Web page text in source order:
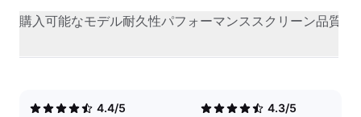
購入可能なモデル耐久性パフォーマンススクリーン品質
4.4/5
4.3/5